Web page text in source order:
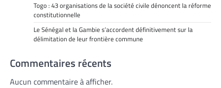
Togo : 43 organisations de la société civile dénoncent la réforme
constitutionnelle
Le Sénégal et la Gambie s’accordent définitivement sur la
délimitation de leur frontière commune
Commentaires récents
Aucun commentaire à afficher.